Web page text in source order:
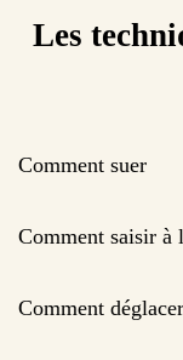
Les
Comment suer
Comment saisir à
Comment déglacer